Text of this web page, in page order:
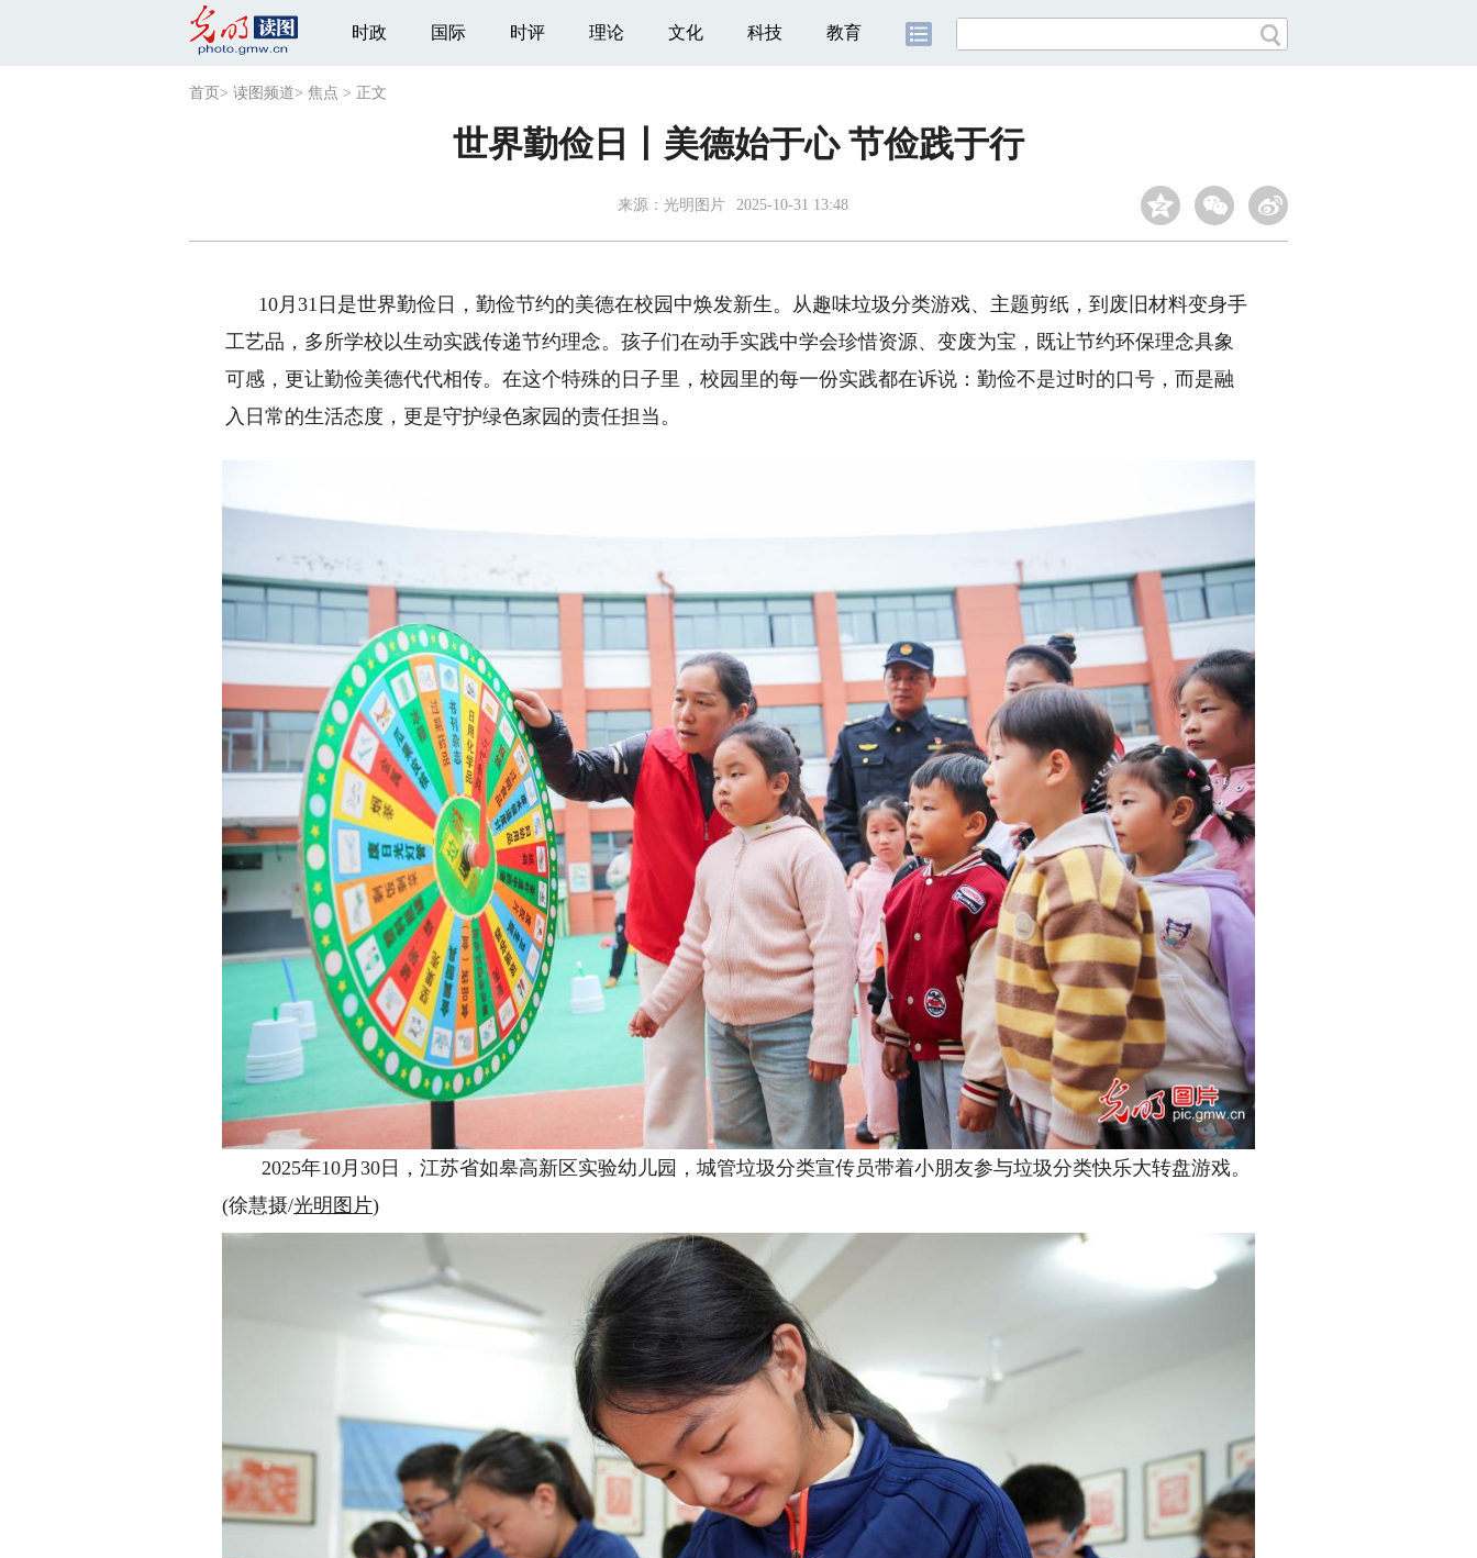
时政 国际 时评 理论 文化 科技 教育
首页 > 读图频道> 焦点 > 正文
世界勤俭日丨美德始于心 节俭践于行
来源：光明图片 2025-10-31 13:48
10月31日是世界勤俭日，勤俭节约的美德在校园中焕发新生。从趣味垃圾分类游戏、主题剪纸，到废旧材料变身手
工艺品，多所学校以生动实践传递节约理念。孩子们在动手实践中学会珍惜资源、变废为宝，既让节约环保理念具象
可感，更让勤俭美德代代相传。在这个特殊的日子里，校园里的每一份实践都在诉说：勤俭不是过时的口号，而是融
入日常的生活态度，更是守护绿色家园的责任担当。
2025年10月30日，江苏省如皋高新区实验幼儿园，城管垃圾分类宣传员带着小朋友参与垃圾分类快乐大转盘游戏。
(徐慧摄/光明图片)